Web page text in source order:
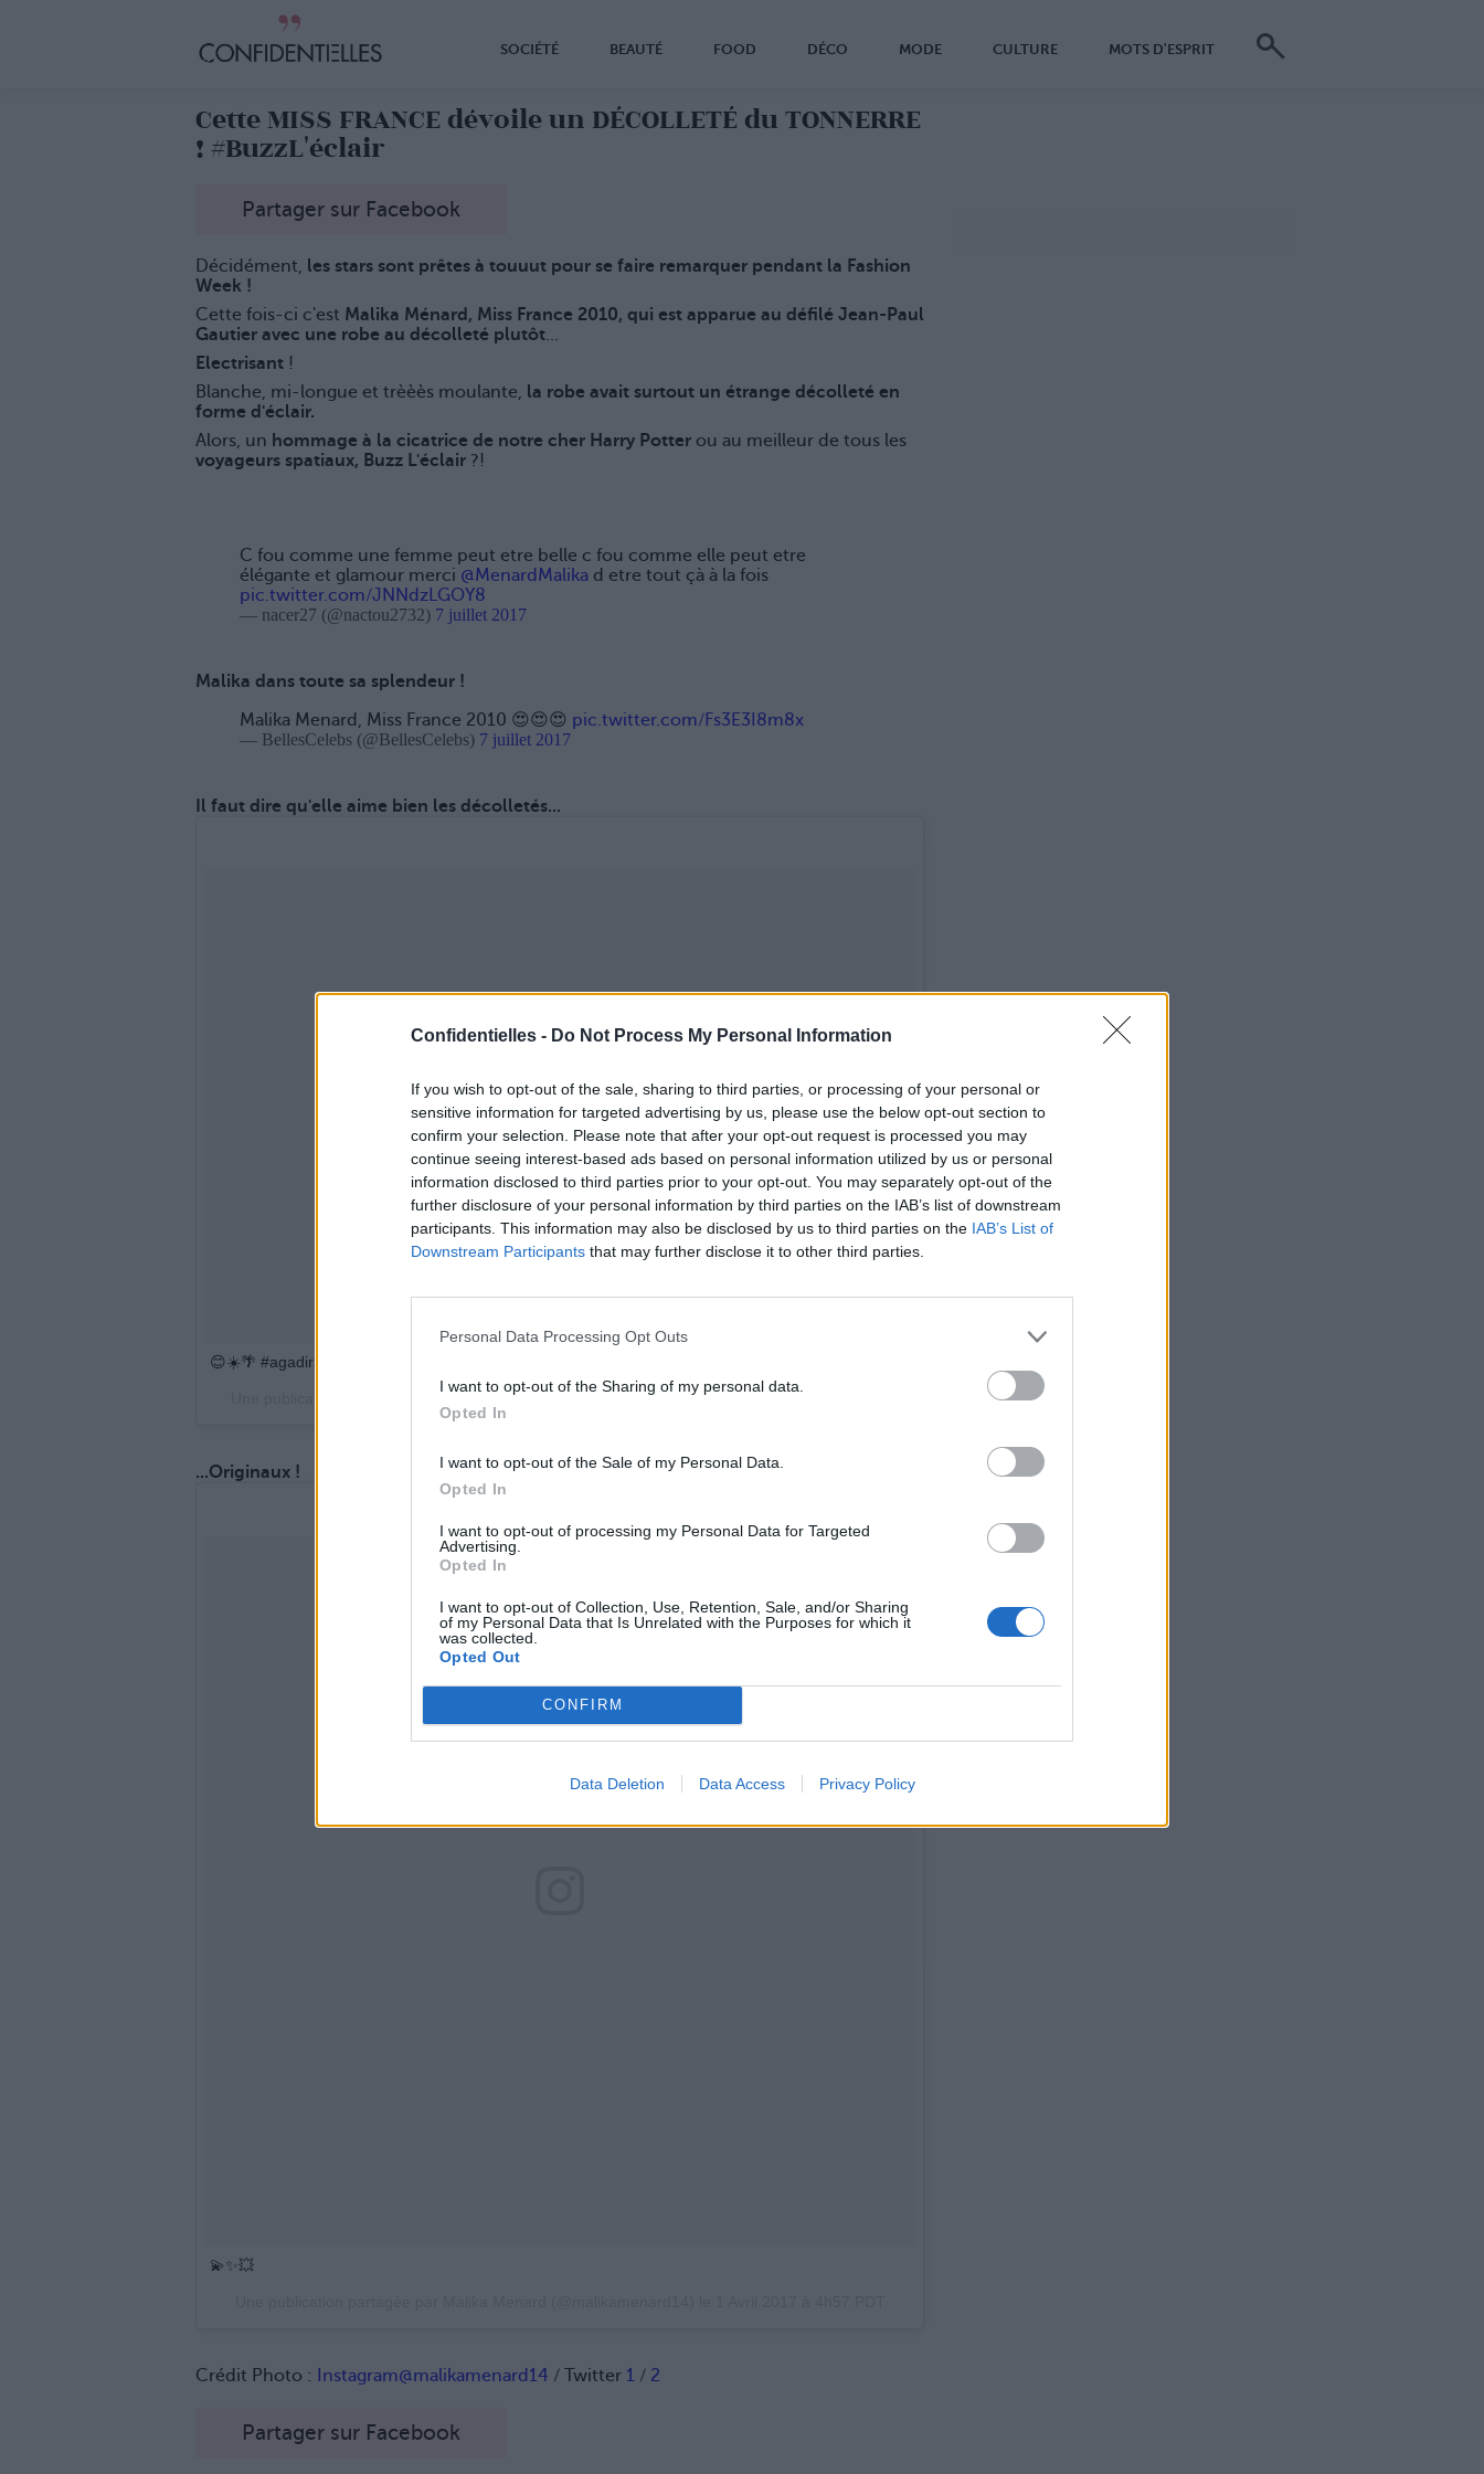
Confidentielles - Do Not Process My Personal Information
If you wish to opt-out of the sale, sharing to third parties, or processing of your personal or
sensitive information for targeted advertising by us, please use the below opt-out section to
confirm your selection. Please note that after your opt-out request is processed you may
continue seeing interest-based ads based on personal information utilized by us or personal
information disclosed to third parties prior to your opt-out. You may separately opt-out of the
further disclosure of your personal information by third parties on the IAB’s list of downstream
participants. This information may also be disclosed by us to third parties on the IAB’s List of
Downstream Participants that may further disclose it to other third parties.
Personal Data Processing Opt Outs
I want to opt-out of the Sharing of my personal data.
Opted In
I want to opt-out of the Sale of my Personal Data.
Opted In
I want to opt-out of processing my Personal Data for Targeted
Advertising.
Opted In
I want to opt-out of Collection, Use, Retention, Sale, and/or Sharing
of my Personal Data that Is Unrelated with the Purposes for which it
was collected.
Opted Out
CONFIRM
Data Deletion Data Access Privacy Policy
SOCIÉTÉ BEAUTÉ FOOD DÉCO MODE CULTURE MOTS D'ESPRIT
Cette MISS FRANCE dévoile un DÉCOLLETÉ du TONNERRE
! #BuzzL'éclair
Partager sur Facebook
Décidément, les stars sont prêtes à touuut pour se faire remarquer pendant la Fashion
Week !
Cette fois-ci c'est Malika Ménard, Miss France 2010, qui est apparue au défilé Jean-Paul
Gautier avec une robe au décolleté plutôt...
Electrisant !
Blanche, mi-longue et trèèès moulante, la robe avait surtout un étrange décolleté en
forme d'éclair.
Alors, un hommage à la cicatrice de notre cher Harry Potter ou au meilleur de tous les
voyageurs spatiaux, Buzz L'éclair ?!
C fou comme une femme peut etre belle c fou comme elle peut etre
élégante et glamour merci @MenardMalika d etre tout çà à la fois
pic.twitter.com/JNNdzLGOY8
— nacer27 (@nactou2732) 7 juillet 2017
Malika dans toute sa splendeur !
Malika Menard, Miss France 2010 😍😍😍 pic.twitter.com/Fs3E3I8m8x
— BellesCelebs (@BellesCelebs) 7 juillet 2017
Il faut dire qu'elle aime bien les décolletés...
😊☀️🌴 #agadir #maroc
Une publication partagée par Malika Menard (@malikamenard14) le
...Originaux !
💫✨💥
Crédit Photo : Instagram@malikamenard14 / Twitter 1 / 2
Partager sur Facebook